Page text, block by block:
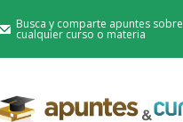
Busca y comparte apuntes sobre
cualquier curso o materia